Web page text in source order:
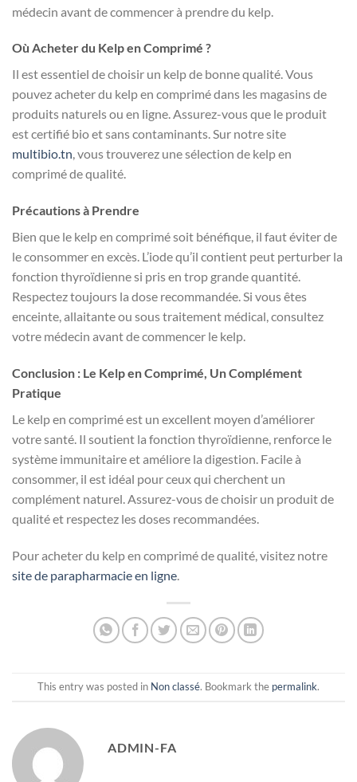
médecin avant de commencer à prendre du kelp.
Où Acheter du Kelp en Comprimé ?
Il est essentiel de choisir un kelp de bonne qualité. Vous
pouvez acheter du kelp en comprimé dans les magasins de
produits naturels ou en ligne. Assurez-vous que le produit
est certifié bio et sans contaminants. Sur notre site
multibio.tn, vous trouverez une sélection de kelp en
comprimé de qualité.
Précautions à Prendre
Bien que le kelp en comprimé soit bénéfique, il faut éviter de
le consommer en excès. L’iode qu’il contient peut perturber la
fonction thyroïdienne si pris en trop grande quantité.
Respectez toujours la dose recommandée. Si vous êtes
enceinte, allaitante ou sous traitement médical, consultez
votre médecin avant de commencer le kelp.
Conclusion : Le Kelp en Comprimé, Un Complément
Pratique
Le kelp en comprimé est un excellent moyen d’améliorer
votre santé. Il soutient la fonction thyroïdienne, renforce le
système immunitaire et améliore la digestion. Facile à
consommer, il est idéal pour ceux qui cherchent un
complément naturel. Assurez-vous de choisir un produit de
qualité et respectez les doses recommandées.
Pour acheter du kelp en comprimé de qualité, visitez notre
site de parapharmacie en ligne
This entry was posted in Non classé. Bookmark the permalink.
ADMIN-FA